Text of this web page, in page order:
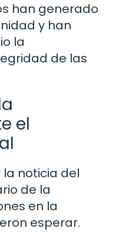
han generado
y han
la
de las
el
noticia del
de la
en la
esperar.